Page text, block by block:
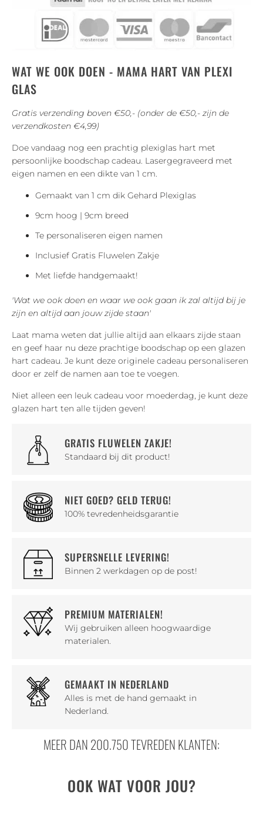
WAT WE OOK DOEN - MAMA HART VAN PLEXI
GLAS
Gratis verzending boven €50,- (onder de €50,- zijn de
verzendkosten €4,99)
Doe vandaag nog een prachtig plexiglas hart met
persoonlijke boodschap cadeau. Lasergegraveerd met
eigen namen en een dikte van 1 cm.
Gemaakt van 1 cm dik Gehard Plexiglas
9cm hoog | 9cm breed
Te personaliseren eigen namen
Inclusief Gratis Fluwelen Zakje
Met liefde handgemaakt!
'Wat we ook doen en waar we ook gaan ik zal altijd bij je
zijn en altijd aan jouw zijde staan'
Laat mama weten dat jullie altijd aan elkaars zijde staan
en geef haar nu deze prachtige boodschap op een glazen
hart cadeau. Je kunt deze originele cadeau personaliseren
door er zelf de namen aan toe te voegen.
Niet alleen een leuk cadeau voor moederdag, je kunt deze
glazen hart ten alle tijden geven!
GRATIS FLUWELEN ZAKJE!
Standaard bij dit product!
NIET GOED? GELD TERUG!
100% tevredenheidsgarantie
SUPERSNELLE LEVERING!
Binnen 2 werkdagen op de post!
PREMIUM MATERIALEN!
Wij gebruiken alleen hoogwaardige
materialen.
GEMAAKT IN NEDERLAND
Alles is met de hand gemaakt in
Nederland.
MEER DAN 200.750 TEVREDEN KLANTEN:
OOK WAT VOOR JOU?